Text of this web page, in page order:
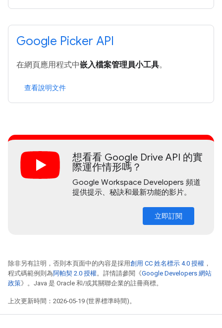
Google Picker API
在網頁應用程式中嵌入檔案管理員小工具。
查看說明文件
想看看 Google Drive API 的實
際運作情形嗎？
Google Workspace Developers 頻道
提供提示、秘訣和最新功能的影片。
立即訂閱
除非另有註明，否則本頁面中的內容是採用創用 CC 姓名標示 4.0 授權 ，
程式碼範例則為阿帕契 2.0 授權。詳情請參閱《Google Developers 網站
政策》。Java 是 Oracle 和/或其關聯企業的註冊商標。
上次更新時間：2026-05-19 (世界標準時間)。